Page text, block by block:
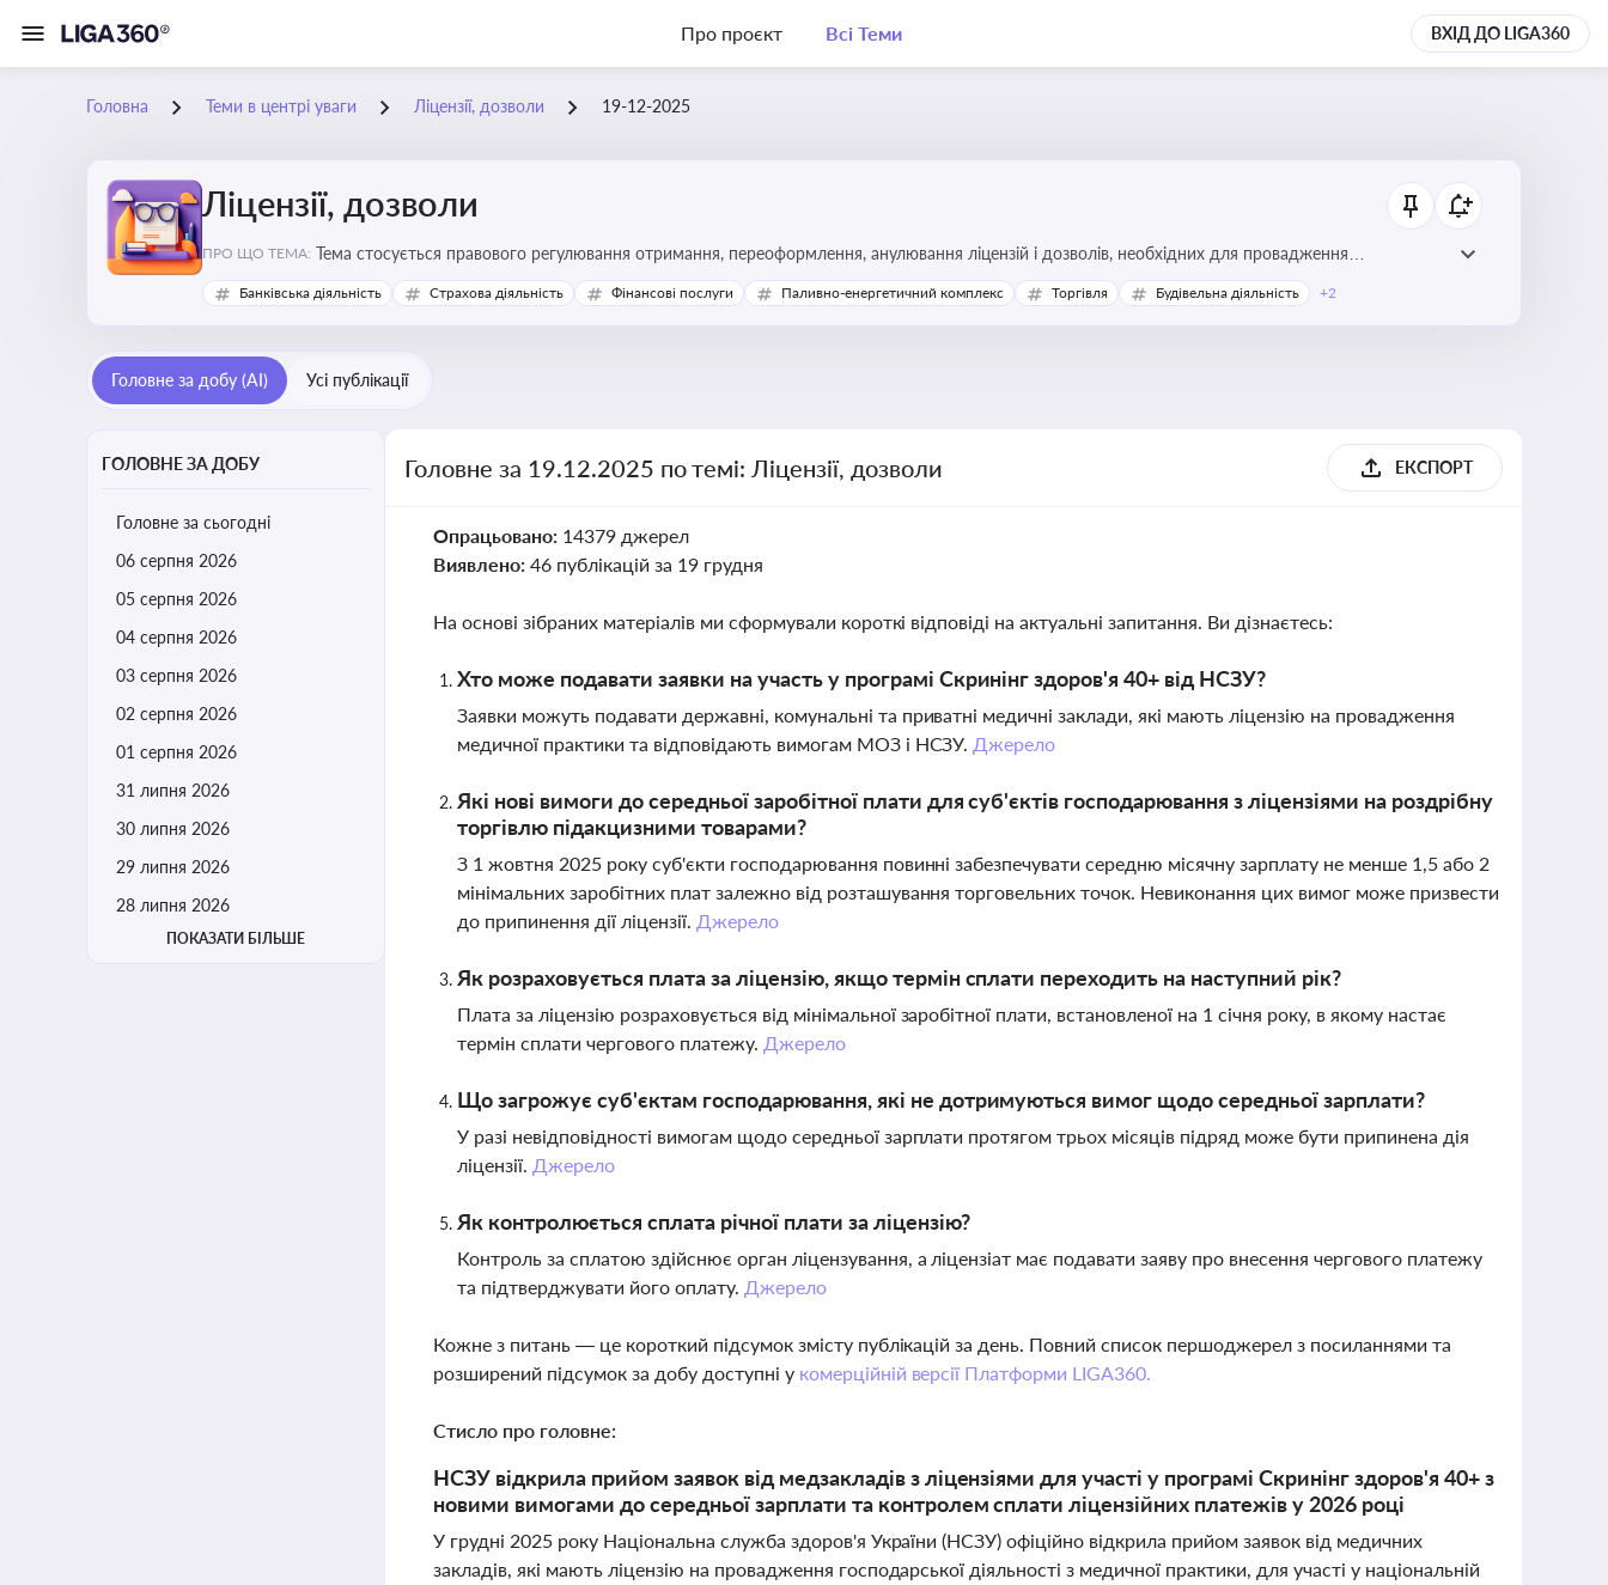
Про проєкт Всі Теми ВХІД ДО LIGA360
Головна Теми в центрі уваги Ліцензії, дозволи 19-12-2025
Ліцензії, дозволи
ПРО ЩО ТЕМА: Тема стосується правового регулювання отримання, переоформлення, анулювання ліцензій і дозволів, необхідних для провадження
господарської діяльності
Банківська діяльність Страхова діяльність Фінансові послуги Паливно-енергетичний комплекс Торгівля Будівельна діяльність +2
Головне за добу (AI) Усі публікації
ГОЛОВНЕ ЗА ДОБУ
Головне за сьогодні
06 серпня 2026
05 серпня 2026
04 серпня 2026
03 серпня 2026
02 серпня 2026
01 серпня 2026
31 липня 2026
30 липня 2026
29 липня 2026
28 липня 2026
ПОКАЗАТИ БІЛЬШЕ
Головне за 19.12.2025 по темі: Ліцензії, дозволи ЕКСПОРТ
Опрацьовано: 14379 джерел
Виявлено: 46 публікацій за 19 грудня
На основі зібраних матеріалів ми сформували короткі відповіді на актуальні запитання. Ви дізнаєтесь:
Хто може подавати заявки на участь у програмі Скринінг здоров'я 40+ від НСЗУ?
Заявки можуть подавати державні, комунальні та приватні медичні заклади, які мають ліцензію на провадження
медичної практики та відповідають вимогам МОЗ і НСЗУ. Джерело
Які нові вимоги до середньої заробітної плати для суб'єктів господарювання з ліцензіями на роздрібну
торгівлю підакцизними товарами?
З 1 жовтня 2025 року суб'єкти господарювання повинні забезпечувати середню місячну зарплату не менше 1,5 або 2
мінімальних заробітних плат залежно від розташування торговельних точок. Невиконання цих вимог може призвести
до припинення дії ліцензії. Джерело
Як розраховується плата за ліцензію, якщо термін сплати переходить на наступний рік?
Плата за ліцензію розраховується від мінімальної заробітної плати, встановленої на 1 січня року, в якому настає
термін сплати чергового платежу. Джерело
Що загрожує суб'єктам господарювання, які не дотримуються вимог щодо середньої зарплати?
У разі невідповідності вимогам щодо середньої зарплати протягом трьох місяців підряд може бути припинена дія
ліцензії. Джерело
Як контролюється сплата річної плати за ліцензію?
Контроль за сплатою здійснює орган ліцензування, а ліцензіат має подавати заяву про внесення чергового платежу
та підтверджувати його оплату. Джерело
Кожне з питань — це короткий підсумок змісту публікацій за день. Повний список першоджерел з посиланнями та
розширений підсумок за добу доступні у комерційній версії Платформи LIGA360.
Стисло про головне:
НСЗУ відкрила прийом заявок від медзакладів з ліцензіями для участі у програмі Скринінг здоров'я 40+ з
новими вимогами до середньої зарплати та контролем сплати ліцензійних платежів у 2026 році
У грудні 2025 року Національна служба здоров'я України (НСЗУ) офіційно відкрила прийом заявок від медичних
закладів, які мають ліцензію на провадження господарської діяльності з медичної практики, для участі у національній